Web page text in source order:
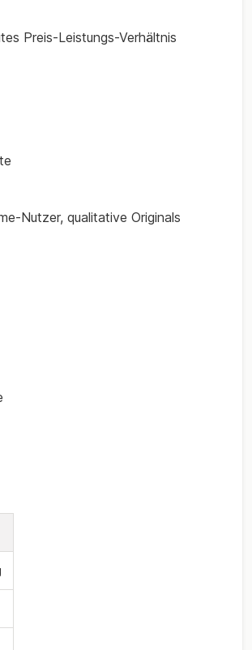
Preis-Leistungs-Verhältnis
Nutzer, qualitative Originals